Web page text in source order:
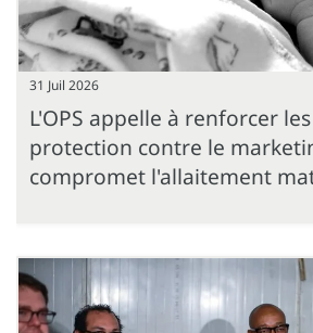
31 Juil 2026
L'OPS appelle à renforcer
protection contre le
compromet l'allaitement